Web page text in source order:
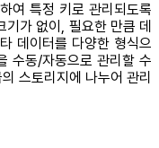
여 특정 키로 관리되도록
가 없이, 필요한 만큼 데
데이터를 다양한 형식으
수동/자동으로 관리할 수
스토리지에 나누어 관리